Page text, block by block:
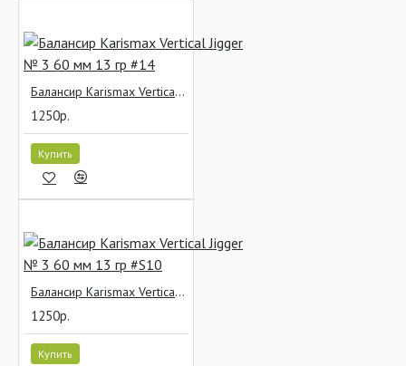
Балансир Karismax Vertical Jigger № 3 60 мм 13 гр #14
1250р.
Купить
Балансир Karismax Vertical Jigger № 3 60 мм 13 гр #S10
1250р.
Купить